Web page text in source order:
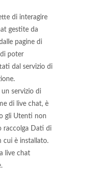
di interagire
gestite da
pagine di
poter
dal servizio di
servizio di
di live chat, è
gli Utenti non
raccolga Dati di
cui è installato.
live chat